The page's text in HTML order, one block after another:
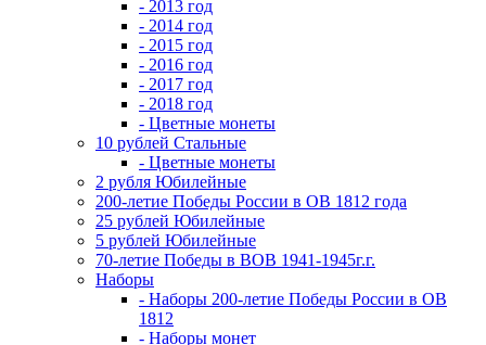
- 2013 год
- 2014 год
- 2015 год
- 2016 год
- 2017 год
- 2018 год
- Цветные монеты
10 рублей Стальные
- Цветные монеты
2 рубля Юбилейные
200-летие Победы России в ОВ 1812 года
25 рублей Юбилейные
5 рублей Юбилейные
70-летие Победы в ВОВ 1941-1945г.г.
Наборы
- Наборы 200-летие Победы России в ОВ
1812
- Наборы монет